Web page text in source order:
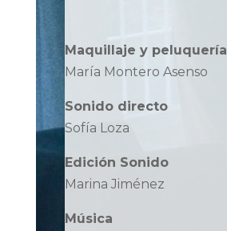
Maquillaje y peluquería
María Montero Asenso
Sonido directo
Sofía Loza
Edición Sonido
Marina Jiménez
Música